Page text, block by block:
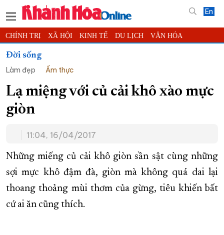
En
CHÍNH TRỊ XÃ HỘI KINH TẾ DU LỊCH VĂN HÓA
THỂ THAO
KHOA HỌC - CÔNG NGHỆ
THẾ GIỚI MULTIMEDIA VIDEO ĐỌC BÁO ONLINE
PODCAST
TRƯỜNG SA BIỂN ĐẢO QUÊ HƯƠNG
CHUNG TAY CẢI CÁCH HÀNH CHÍNH
XÂY DỰNG NÔNG THÔN MỚI LỊCH CẮT ĐIỆN
TÀU - XE - MÁY BAY
KỶ NIỆM 370 NĂM XÂY DỰNG VÀ PHÁT TRIỂN TỈNH KHÁNH HÒA
Đời sống
Làm đẹp
Ẩm thực
Lạ miệng với củ cải khô xào mực
giòn
11:04, 16/04/2017
Những miếng củ cải khô giòn sần sật cùng những
sợi mực khô đậm đà, giòn mà không quá dai lại
thoang thoảng mùi thơm của gừng, tiêu khiến bất
cứ ai ăn cũng thích.